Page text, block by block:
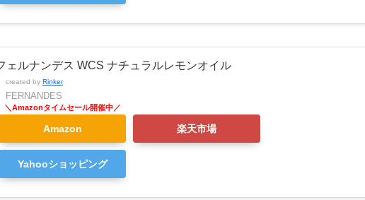
ェルナンデス WCS ナチュラルレモンオイル
created by Rinker
FERNANDES
Amazon 楽天市場
Yahooショッピング